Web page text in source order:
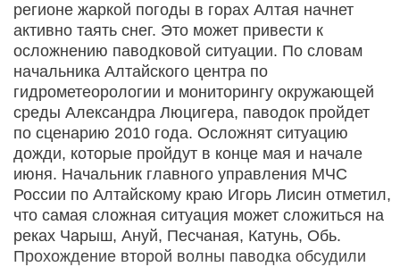
регионе жаркой погоды в горах Алтая начнет
активно таять снег. Это может привести к
осложнению паводковой ситуации. По словам
начальника Алтайского центра по
гидрометеорологии и мониторингу окружающей
среды Александра Люцигера, паводок пройдет
по сценарию 2010 года. Осложнят ситуацию
дожди, которые пройдут в конце мая и начале
июня. Начальник главного управления МЧС
России по Алтайскому краю Игорь Лисин отметил,
что самая сложная ситуация может сложиться на
реках Чарыш, Ануй, Песчаная, Катунь, Обь.
Прохождение второй волны паводка обсудили